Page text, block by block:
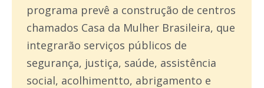
programa prevê a construção de centros
chamados Casa da Mulher Brasileira, que
integrarão serviços públicos de
segurança, justiça, saúde, assistência
social, acolhimentto, abrigamento e